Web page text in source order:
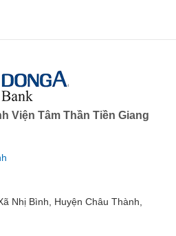
Viện Tâm Thần Tiền Giang
Nhị Bình, Huyện Châu Thành,